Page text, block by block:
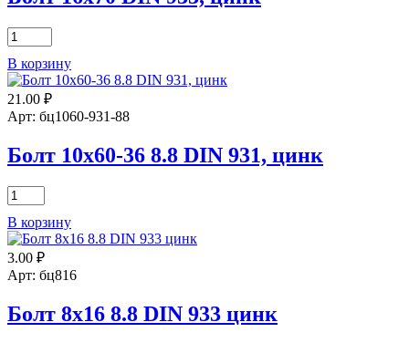
Количество
товара
Болт
16х70
DIN
933,
В корзину
21.00 ₽
Арт: бц1060-931-88
Болт 10х60-36 8.8 DIN 931, цинк
Количество
товара
Болт
10х60-
36
8.8
931,
цинк
В корзину
3.00 ₽
Арт: бц816
Болт 8х16 8.8 DIN 933 цинк